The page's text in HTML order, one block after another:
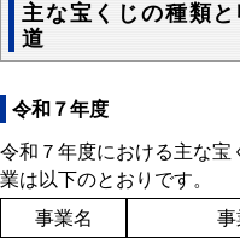
主な宝くじの種類
道
令和７年度
令和７年度における主な宝
業は以下のとおりです。
事業名
事